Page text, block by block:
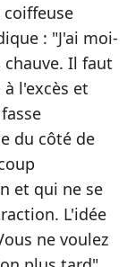
coiffeuse
: "J'ai moi-
chauve. Il faut
l'excès et
du côté de
et qui ne se
L'idée
ne voulez